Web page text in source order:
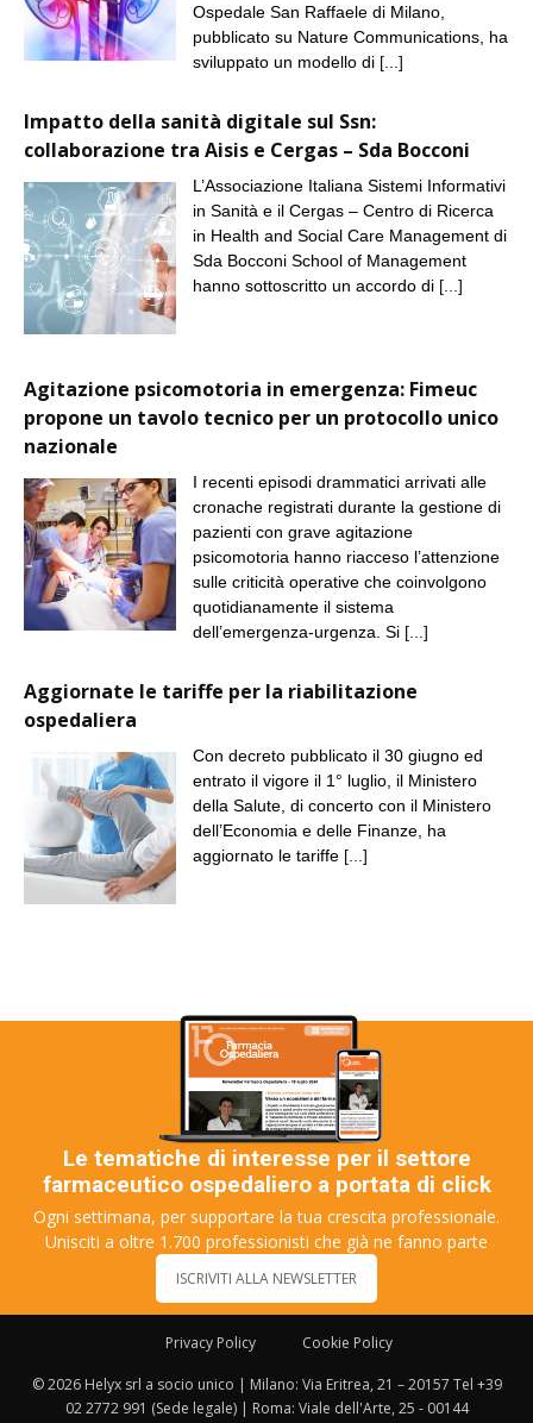
Ospedale San Raffaele di Milano,
pubblicato su Nature Communications, ha
sviluppato un modello di [...]
Impatto della sanità digitale sul Ssn:
collaborazione tra Aisis e Cergas – Sda Bocconi
L’Associazione Italiana Sistemi Informativi
in Sanità e il Cergas – Centro di Ricerca
in Health and Social Care Management di
Sda Bocconi School of Management
hanno sottoscritto un accordo di [...]
Agitazione psicomotoria in emergenza: Fimeuc
propone un tavolo tecnico per un protocollo unico
nazionale
I recenti episodi drammatici arrivati alle
cronache registrati durante la gestione di
pazienti con grave agitazione
psicomotoria hanno riacceso l’attenzione
sulle criticità operative che coinvolgono
quotidianamente il sistema
dell’emergenza-urgenza. Si [...]
Aggiornate le tariffe per la riabilitazione
ospedaliera
Con decreto pubblicato il 30 giugno ed
entrato il vigore il 1° luglio, il Ministero
della Salute, di concerto con il Ministero
dell’Economia e delle Finanze, ha
aggiornato le tariffe [...]
Le tematiche di interesse per il settore
farmaceutico ospedaliero a portata di click
Ogni settimana, per supportare la tua crescita professionale.
Unisciti a oltre 1.700 professionisti che già ne fanno parte
ISCRIVITI ALLA NEWSLETTER
Privacy Policy Cookie Policy
© 2026 Helyx srl a socio unico | Milano: Via Eritrea, 21 – 20157 Tel +39
02 2772 991 (Sede legale) | Roma: Viale dell'Arte, 25 - 00144